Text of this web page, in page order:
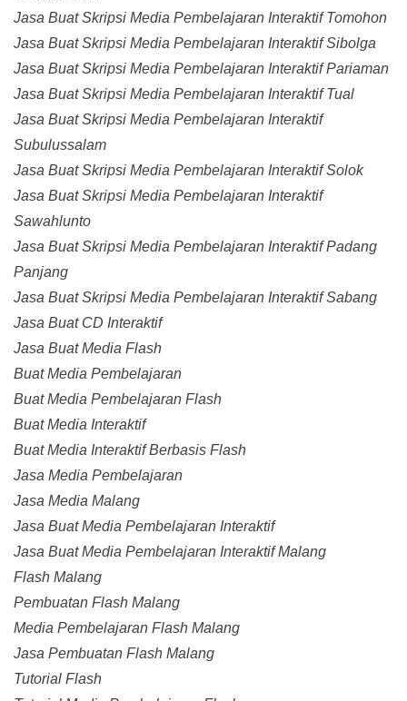
Jasa Buat Skripsi Media Pembelajaran Interaktif Tomohon
Jasa Buat Skripsi Media Pembelajaran Interaktif Sibolga
Jasa Buat Skripsi Media Pembelajaran Interaktif Pariaman
Jasa Buat Skripsi Media Pembelajaran Interaktif Tual
Jasa Buat Skripsi Media Pembelajaran Interaktif
Subulussalam
Jasa Buat Skripsi Media Pembelajaran Interaktif Solok
Jasa Buat Skripsi Media Pembelajaran Interaktif
Sawahlunto
Jasa Buat Skripsi Media Pembelajaran Interaktif Padang
Panjang
Jasa Buat Skripsi Media Pembelajaran Interaktif Sabang
Jasa Buat CD Interaktif
Jasa Buat Media Flash
Buat Media Pembelajaran
Buat Media Pembelajaran Flash
Buat Media Interaktif
Buat Media Interaktif Berbasis Flash
Jasa Media Pembelajaran
Jasa Media Malang
Jasa Buat Media Pembelajaran Interaktif
Jasa Buat Media Pembelajaran Interaktif Malang
Flash Malang
Pembuatan Flash Malang
Media Pembelajaran Flash Malang
Jasa Pembuatan Flash Malang
Tutorial Flash